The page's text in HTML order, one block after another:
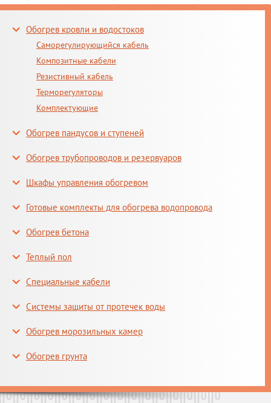
Обогрев кровли и водостоков
Саморегулирующийся кабель
Композитные кабели
Резистивный кабель
Терморегуляторы
Комплектующие
Обогрев пандусов и ступеней
Обогрев трубопроводов и резервуаров
Шкафы управления обогревом
Готовые комплекты для обогрева водопровода
Обогрев бетона
Теплый пол
Специальные кабели
Системы защиты от протечек воды
Обогрев морозильных камер
Обогрев грунта